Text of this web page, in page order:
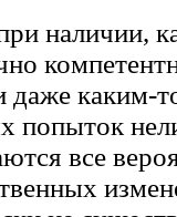
наличии,
каким-
попыток
все